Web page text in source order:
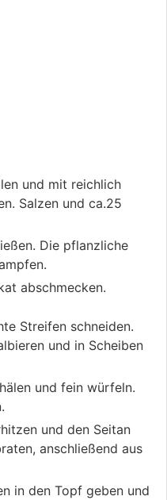
und mit reichlich
Salzen und ca.25
Die pflanzliche
abschmecken.
Streifen schneiden.
und in Scheiben
und fein würfeln.
und den Seitan
anschließend aus
in den Topf geben und